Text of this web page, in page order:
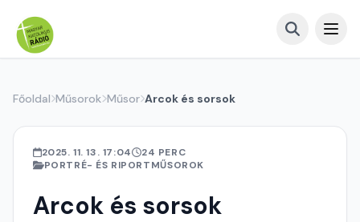
Főoldal Műsorok Műsor Arcok és sorsok
2025. 11. 13. 17:04
24 PERC
PORTRÉ- ÉS RIPORTMŰSOROK
Arcok és sorsok